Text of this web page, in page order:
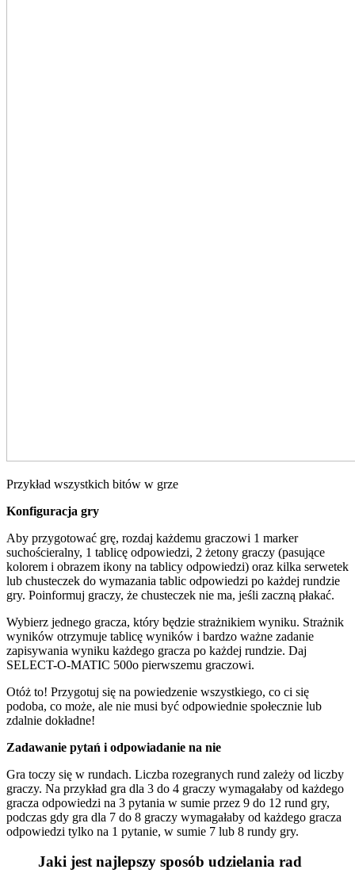
Przykład wszystkich bitów w grze
Konfiguracja gry
Aby przygotować grę, rozdaj każdemu graczowi 1 marker
suchościeralny, 1 tablicę odpowiedzi, 2 żetony graczy (pasujące
kolorem i obrazem ikony na tablicy odpowiedzi) oraz kilka serwetek
lub chusteczek do wymazania tablic odpowiedzi po każdej rundzie
gry. Poinformuj graczy, że chusteczek nie ma, jeśli zaczną płakać.
Wybierz jednego gracza, który będzie strażnikiem wyniku. Strażnik
wyników otrzymuje tablicę wyników i bardzo ważne zadanie
zapisywania wyniku każdego gracza po każdej rundzie. Daj
SELECT-O-MATIC 500o pierwszemu graczowi.
Otóż ​​to! Przygotuj się na powiedzenie wszystkiego, co ci się
podoba, co może, ale nie musi być odpowiednie społecznie lub
zdalnie dokładne!
Zadawanie pytań i odpowiadanie na nie
Gra toczy się w rundach. Liczba rozegranych rund zależy od liczby
graczy. Na przykład gra dla 3 do 4 graczy wymagałaby od każdego
gracza odpowiedzi na 3 pytania w sumie przez 9 do 12 rund gry,
podczas gdy gra dla 7 do 8 graczy wymagałaby od każdego gracza
odpowiedzi tylko na 1 pytanie, w sumie 7 lub 8 rundy gry.
Jaki jest najlepszy sposób udzielania rad